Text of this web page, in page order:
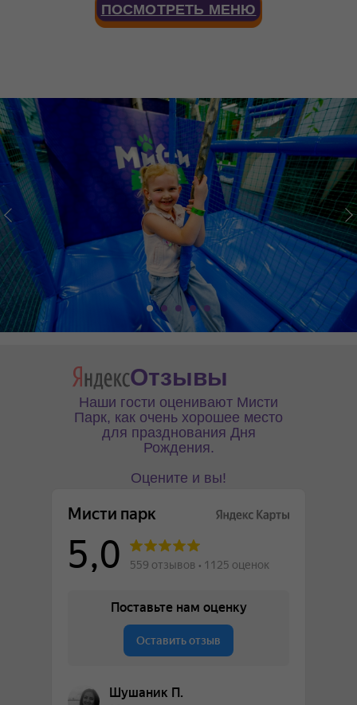
ПОСМОТРЕТЬ МЕНЮ
Отзывы
Наши гости оценивают Мисти
Парк, как очень хорошее место
для празднования Дня
Рождения.
Оцените и вы!